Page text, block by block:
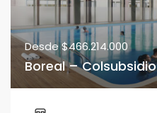
Desde$466.214.000
Boreal – Colsubsidio